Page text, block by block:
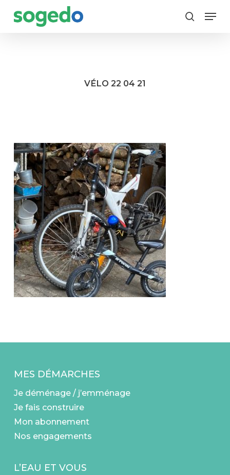
search
Menu
VÉLO 22 04 21
MES DÉMARCHES
Je déménage / j’emménage
Je fais construire
Mon abonnement
Nos engagements
L’EAU ET VOUS